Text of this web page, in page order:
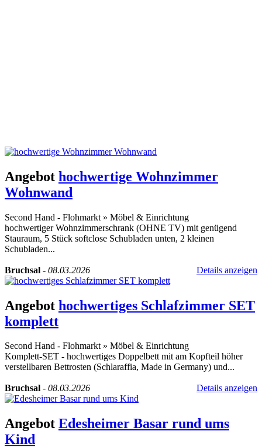
Angebot hochwertige Wohnzimmer
Wohnwand
Second Hand - Flohmarkt » Möbel & Einrichtung
hochwertiger Wohnzimmerschrank (OHNE TV) mit genügend
Stauraum, 5 Stück softclose Schubladen unten, 2 kleinen
Schubladen...
Bruchsal - 08.03.2026 Details anzeigen
Angebot hochwertiges Schlafzimmer SET
komplett
Second Hand - Flohmarkt » Möbel & Einrichtung
Komplett-SET - hochwertiges Doppelbett mit am Kopfteil höher
verstellbaren Bettrosten (Schlaraffia, Made in Germany) und...
Bruchsal - 08.03.2026 Details anzeigen
Angebot Edesheimer Basar rund ums
Kind